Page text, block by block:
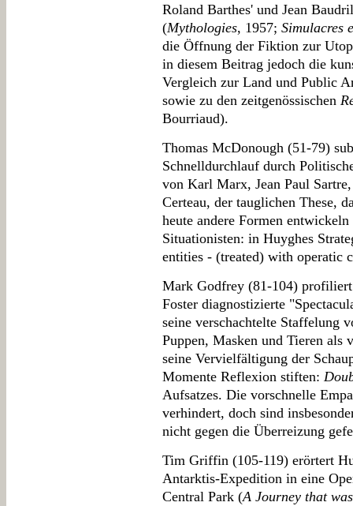
Roland Barthes' und Jean
(Mythologies, 1957; Simulacres
die Öffnung der Fiktion zur
in diesem Beitrag jedoch die
Vergleich zur Land und Public
sowie zu den zeitgenössischen
Bourriaud).
Thomas McDonough (51-79)
Schnelldurchlauf durch
von Karl Marx, Jean Paul
Certeau, der tauglichen These,
heute andere Formen
Situationisten: in Huyghes
entities - (treated) with operatic
Mark Godfrey (81-104)
Foster diagnostizierte
seine verschachtelte Staffelung
Puppen, Masken und Tieren als
seine Vervielfältigung der
Momente Reflexion stiften:
Aufsatzes. Die vorschnelle
verhindert, doch sind
nicht gegen die Überreizung
Tim Griffin (105-119) erörtert
Antarktis-Expedition in eine
Central Park (A Journey that